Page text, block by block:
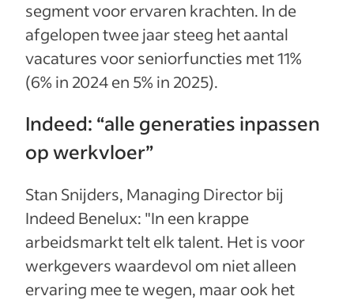
segment voor ervaren krachten. In de
afgelopen twee jaar steeg het aantal
vacatures voor seniorfuncties met 11%
(6% in 2024 en 5% in 2025).
Indeed: “alle generaties inpassen
op werkvloer”
Stan Snijders, Managing Director bij
Indeed Benelux: "In een krappe
arbeidsmarkt telt elk talent. Het is voor
werkgevers waardevol om niet alleen
ervaring mee te wegen, maar ook het